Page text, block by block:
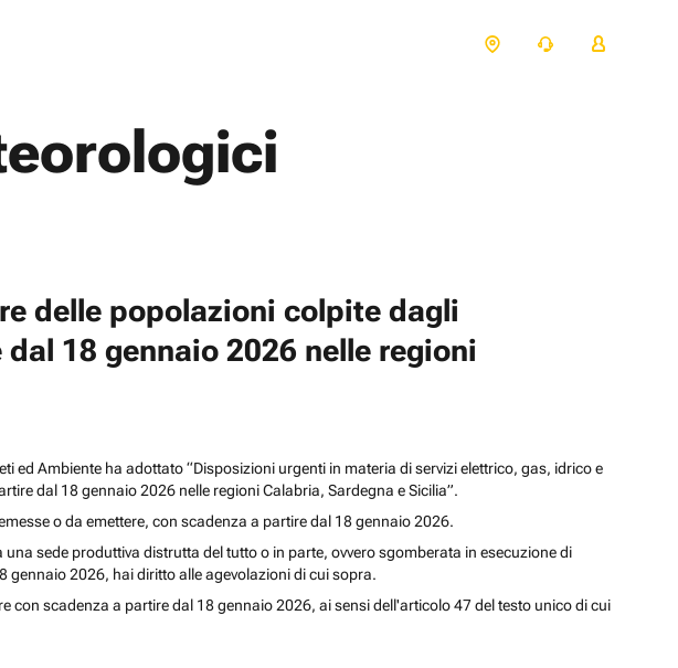
delle popolazioni colpite dagli
18 gennaio 2026 nelle regioni
ed Ambiente ha adottato “Disposizioni urgenti in materia di servizi elettrico, gas, idrico e
dal 18 gennaio 2026 nelle regioni Calabria, Sardegna e Sicilia”.
o da emettere, con scadenza a partire dal 18 gennaio 2026.
sede produttiva distrutta del tutto o in parte, ovvero sgomberata in esecuzione di
gennaio 2026, hai diritto alle agevolazioni di cui sopra.
con scadenza a partire dal 18 gennaio 2026, ai sensi dell'articolo 47 del testo unico di cui